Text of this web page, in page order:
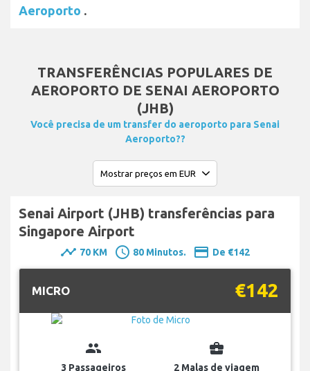
Aeroporto .
TRANSFERÊNCIAS POPULARES DE
AEROPORTO DE SENAI AEROPORTO
(JHB)
Você precisa de um transfer do aeroporto para Senai
Aeroporto??
Senai Airport (JHB) transferências para
Singapore Airport
timeline 70 KM schedule 80 Minutos. payment De €142
MICRO €142
group
3 Passageiros
business_center
2 Malas de viagem